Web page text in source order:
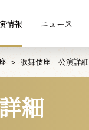
情報 ニュース
歌舞伎座 公演詳細
細